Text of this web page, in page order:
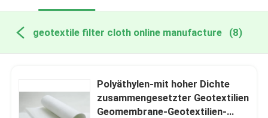
geotextile filter cloth online manufacture (8)
Polyäthylen-mit hoher Dichte
zusammengesetzter Geotextilien
Geomembrane-Geotextilien-